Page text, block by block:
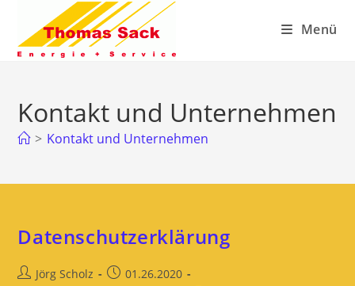
springen
Menü
Kontakt und Unternehmen
> Kontakt und Unternehmen
Datenschutzerklärung
Beitrags-
Jörg Scholz
Beitrag01.26.2020